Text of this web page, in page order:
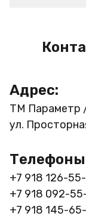
Адрес:
ТМ Параметр
ул.
+7 918 126-
+7 918 092-
+7 918 145-